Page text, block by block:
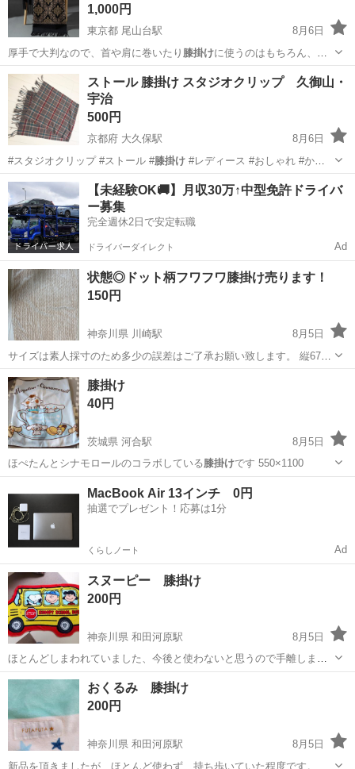
1,000円
東京都 尾山台駅
8月6日
厚手で大判なので、首や肩に巻いたり 膝掛けに使うのはもちろん、イ
ンテリアのソファ…
東京 世田谷区 尾山台駅
ストール 膝掛け スタジオクリップ 久御山・
宇治
500円
京都府 大久保駅
8月6日
#スタジオクリップ #ストール #膝掛け#レディース #おしゃれ #かわ
いい…
京都 宇治市 大久保駅 スカート スタジオ
【未経験OK🚚】月収30万↑中型免許ドライバ
ー募集
完全週休2日で安定転職
ドライバーダイレクト Ad
状態◎ドット柄フワフワ膝掛け売ります！
150円
神奈川県 川崎駅
8月5日
サイズは素人採寸のため多少の誤差はご了承お願い致します。 縦67セ
ンチ 横90センチ 他の商品も併せてご購入いただける方を優先的にお譲
りいたしますが、よろしくお願いします。 また、お引渡し後は如何な
る理由がありましても返...
神奈川 川崎市 川崎駅
膝掛け
40円
茨城県 河合駅
8月5日
ほぺたんとシナモロールのコラボしている膝掛けです 550×1100
寝具
MacBook Air 13インチ 0円
抽選でプレゼント！応募は1分
くらしノート Ad
スヌーピー 膝掛け
200円
神奈川県 和田河原駅
8月5日
ほとんどしまわれていました、今後と使わないと思うので手離しま
す。
神奈川 南足柄市 和田河原駅
おくるみ 膝掛け
200円
神奈川県 和田河原駅
8月5日
新品を頂きましたが、ほとんど使わず、持ち歩いていた程度です。 数